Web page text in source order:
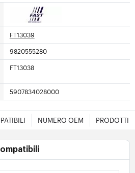
FT13039
9820555280
FT13038
5907834028000
NUMERO OEM PRODOTTI